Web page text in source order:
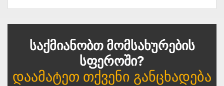
Საქმიანობთ Მომსახურების
Სფეროში?
Დაამატეთ Თქვენი Განცხადება